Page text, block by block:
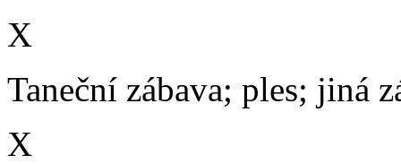
X
Taneční zábava; ples; jiná
X